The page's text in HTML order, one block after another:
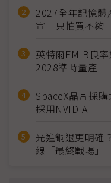
2027全年記憶
宣」只怕買不夠
英特爾EMIB良
2028準時量產
SpaceX晶片採
採用NVIDIA
光進銅退更明確
線「最終戰場」